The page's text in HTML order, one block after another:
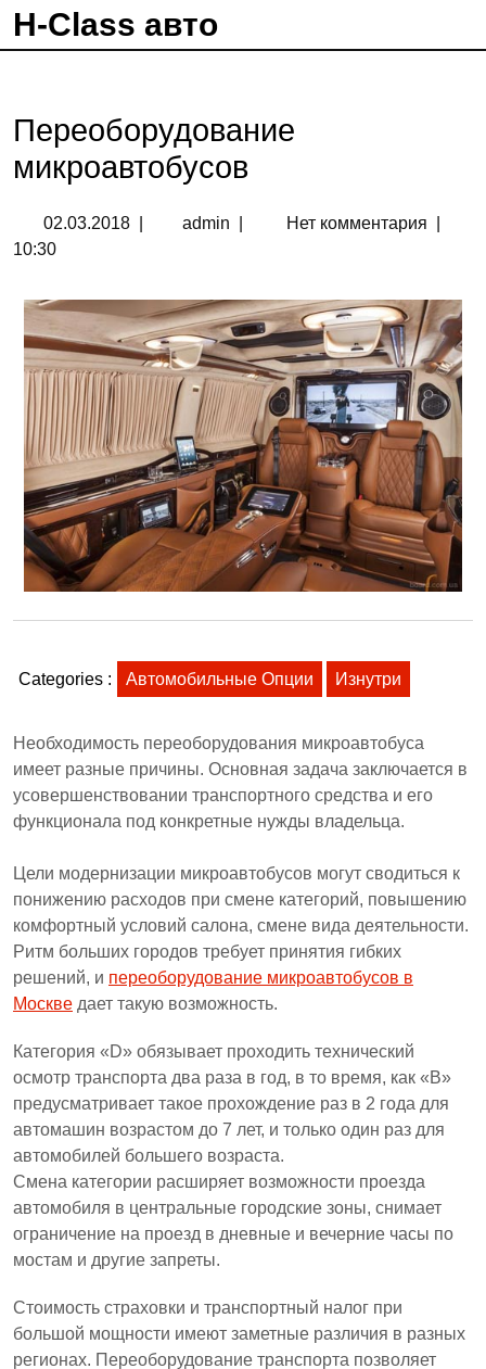
H-Class авто
Переоборудование
микроавтобусов
02.03.2018 admin Нет комментария
10:30
Categories : Автомобильные Опции Изнутри
Необходимость переоборудования микроавтобуса
имеет разные причины. Основная задача заключается в
усовершенствовании транспортного средства и его
функционала под конкретные нужды владельца.
Цели модернизации микроавтобусов могут сводиться к
понижению расходов при смене категорий, повышению
комфортный условий салона, смене вида деятельности.
Ритм больших городов требует принятия гибких
решений, и переоборудование микроавтобусов в
Москве дает такую возможность.
Категория «D» обязывает проходить технический
осмотр транспорта два раза в год, в то время, как «B»
предусматривает такое прохождение раз в 2 года для
автомашин возрастом до 7 лет, и только один раз для
автомобилей большего возраста.
Смена категории расширяет возможности проезда
автомобиля в центральные городские зоны, снимает
ограничение на проезд в дневные и вечерние часы по
мостам и другие запреты.
Стоимость страховки и транспортный налог при
большой мощности имеют заметные различия в разных
регионах. Переоборудование транспорта позволяет